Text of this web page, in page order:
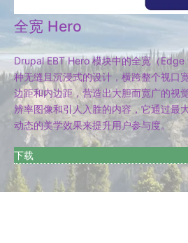
全宽 Hero
Drupal EBT Hero 模块中的全宽（
种无缝且沉浸式的设计，横跨整个视口
边距和内边距，营造出大胆而宽广的视
辨率图像和引人入胜的内容，它通过最
动态的美学效果来提升用户参与度。
下载